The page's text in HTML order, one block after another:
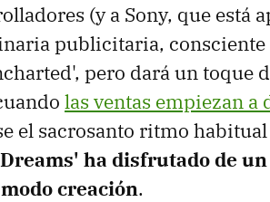
(y a Sony, que está
publicitaria, consciente
pero dará un toque
las ventas empiezan a
el sacrosanto ritmo
ha disfrutado de
creación.